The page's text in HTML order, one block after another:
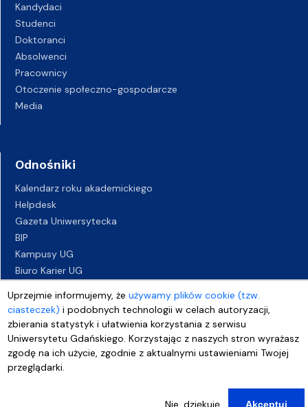
Uprzejmie informujemy, żeużywamy plików cookie (tzw.
ciasteczek) i podobnych technologii w celach autoryzacji,
zbierania statystyk i ułatwienia korzystania z serwisu
Uniwersytetu Gdańskiego. Korzystając z naszych stron wyrażasz
zgodę na ich użycie, zgodnie z aktualnymi ustawieniami Twojej
przeglądarki.
Nie, dziękuję Akceptuj
Kandydaci
Studenci
Doktoranci
Absolwenci
Pracownicy
Otoczenie społeczno-gospodarcze
Media
Odnośniki
Kalendarz roku akademickiego
Helpdesk
Gazeta Uniwersytecka
BIP
Kampusy UG
Biuro Karier UG
Deklaracja dostępności